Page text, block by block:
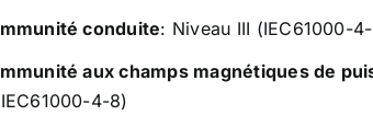
conduite: Niveau III (IEC61000-
aux champs magnétiques de
4-8)